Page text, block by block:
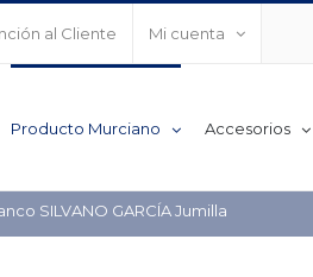
al Cliente Mi cuenta
Producto Murciano Accesorios
SILVANO GARCÍA Jumilla